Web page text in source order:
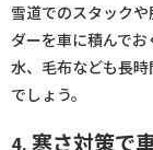
雪道でのスタック
ダーを車に積んで
水、毛布なども長
でしょう。
4. 寒さ対策で